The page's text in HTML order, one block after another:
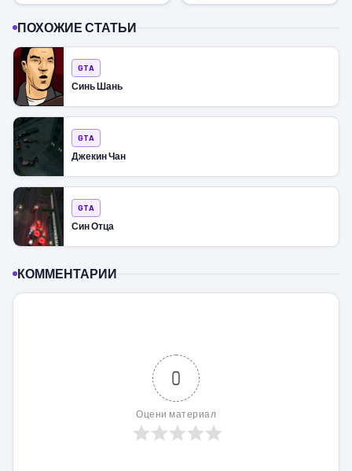
ПОХОЖИЕ СТАТЬИ
GTA
Синь Шань
GTA
Джекин Чан
GTA
Син Отца
КОММЕНТАРИИ
0
Оцени материал